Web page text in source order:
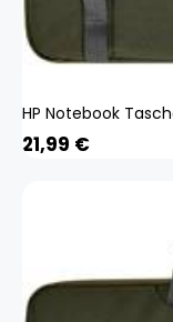
HP Notebook
21,99 €